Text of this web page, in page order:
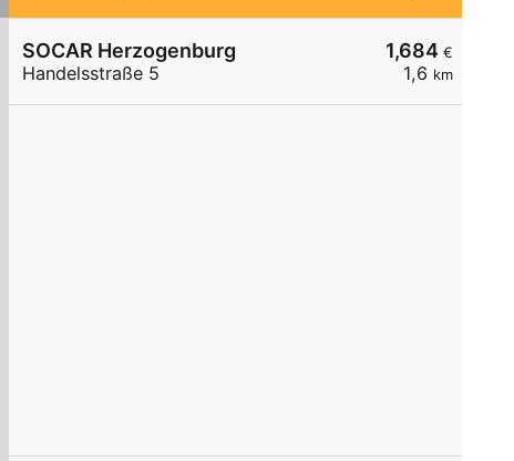
1,684 €
1,6 km
SOCAR Herzogenburg
Handelsstraße 5